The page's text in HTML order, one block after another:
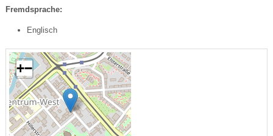
Fremdsprache:
Englisch
+−